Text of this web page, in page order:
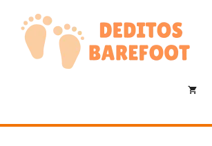
contenido